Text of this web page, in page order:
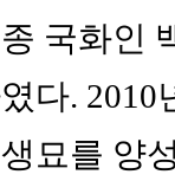
국화인
다.
묘를 양